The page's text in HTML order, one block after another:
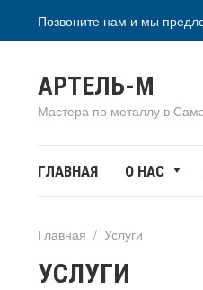
Позвоните нам и мы
АРТЕЛЬ-М
Мастера по металлу в
ГЛАВНАЯ О НАС
Главная / Услуги
УСЛУГИ